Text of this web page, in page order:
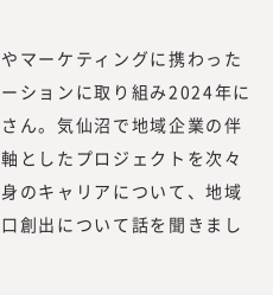
ッショナル人材の働
調査・研究機関『み
』を立ち上げ、メデ
』にて、プロフェッ
キャリア形成につい
した。
副業といった外部プ
活用する企業につい
マーケティングに携わった
ションに取り組み2024年に
ん。気仙沼で地域企業の伴
としたプロジェクトを次々
のキャリアについて、地域
創出について話を聞きまし